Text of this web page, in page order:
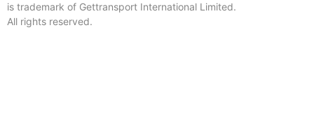
is trademark of Gettransport International Limited.
All rights reserved.